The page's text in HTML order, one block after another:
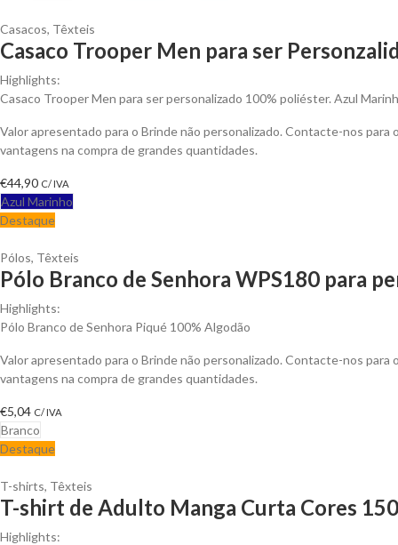
Casacos, Têxteis
Casaco Trooper Men para ser
Highlights:
Casaco Trooper Men para ser personalizado 100% poliéster. Azul
Valor apresentado para o Brinde não personalizado. Contacte-nos para
vantagens na compra de grandes quantidades.
€44,90 C/ IVA
Azul Marinho
Destaque
Pólos, Têxteis
Pólo Branco de Senhora WPS180 para
Highlights:
Pólo Branco de Senhora Piqué 100% Algodão
Valor apresentado para o Brinde não personalizado. Contacte-nos para
vantagens na compra de grandes quantidades.
€5,04 C/ IVA
Branco
Destaque
T-shirts, Têxteis
T-shirt de Adulto Manga Curta Cores
Highlights: